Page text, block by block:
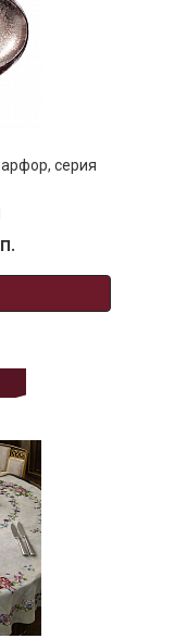
серия